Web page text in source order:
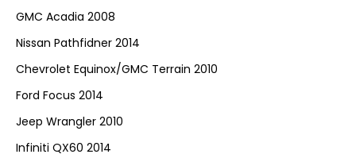
GMC Acadia 2008
Nissan Pathfidner 2014
Chevrolet Equinox/GMC Terrain 2010
Ford Focus 2014
Jeep Wrangler 2010
Infiniti QX60 2014